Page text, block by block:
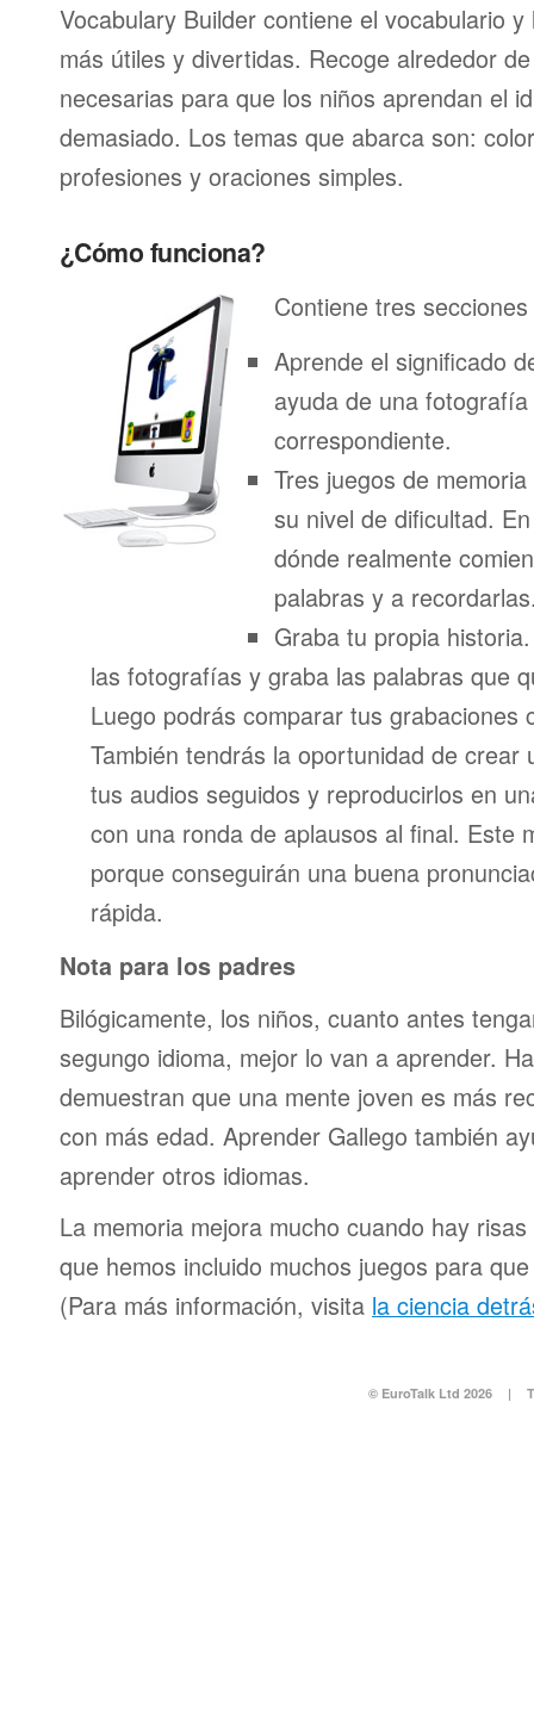
Vocabulary Builder contiene el vocabulario
más útiles y divertidas. Recoge alrededor
necesarias para que los niños aprendan el
demasiado. Los temas que abarca son:
profesiones y oraciones simples.
¿Cómo funciona?
Contiene tres
Aprende el significado
ayuda de una
correspondiente.
Tres juegos de
su nivel de dificultad.
dónde realmente
palabras y a
Graba tu propia
las fotografías y graba las palabras que
Luego podrás comparar tus grabaciones
También tendrás la oportunidad de crear
tus audios seguidos y reproducirlos en
con una ronda de aplausos al final. Este
porque conseguirán una buena
rápida.
Nota para los padres
Bilógicamente, los niños, cuanto antes
segungo idioma, mejor lo van a aprender.
demuestran que una mente joven es más
con más edad. Aprender Gallego también
aprender otros idiomas.
La memoria mejora mucho cuando hay
que hemos incluido muchos juegos para
(Para más información, visita la ciencia
© EuroTalk Ltd 2026 |